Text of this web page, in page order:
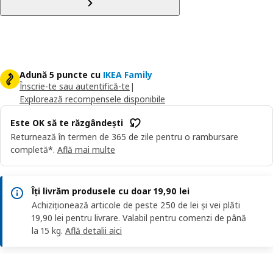
Adună 5 puncte cu IKEA Family
Înscrie-te sau autentifică-te |
Explorează recompensele disponibile
Este OK să te răzgândești
Returnează în termen de 365 de zile pentru o rambursare
completă*. Află mai multe
Îți livrăm produsele cu doar 19,90 lei
Achiziționează articole de peste 250 de lei și vei plăti
19,90 lei pentru livrare. Valabil pentru comenzi de până
la 15 kg. Află detalii aici